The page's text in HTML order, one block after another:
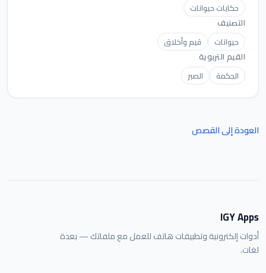
حكايات حيوانات
التصنيف
حيوانات
قيم وأخلاق
القيم التربوية
الحكمة
الصبر
العودة إلى القصص
IGY Apps
أدوات إلكترونية وتطبيقات هاتف للعمل مع ملفاتك — بعدة
لغات.